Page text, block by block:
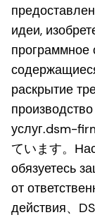
идеи,
программное
раскрытие
услуг.dsm-
ています。
обязуетесь
от
действия、